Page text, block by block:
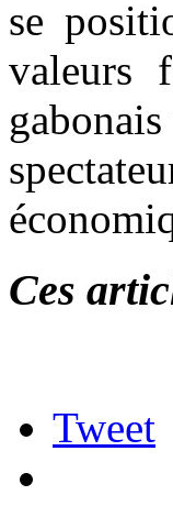
se
valeurs
Ces
Tweet